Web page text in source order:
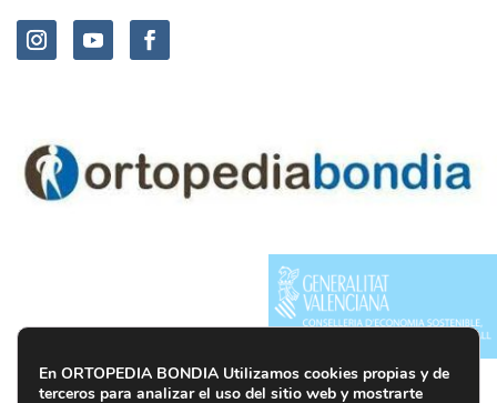
En ORTOPEDIA BONDIA Utilizamos cookies propias y de
terceros para analizar el uso del sitio web y mostrarte